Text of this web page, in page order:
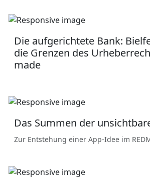
Die aufgerichtete Bank:
die Grenzen des
made
Das Summen der
Zur Entstehung einer App-Idee im